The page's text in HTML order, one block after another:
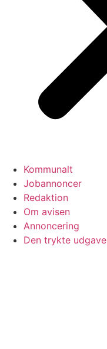
Kommunalt
Jobannoncer
Redaktion
Om avisen
Annoncering
Den trykte udgave